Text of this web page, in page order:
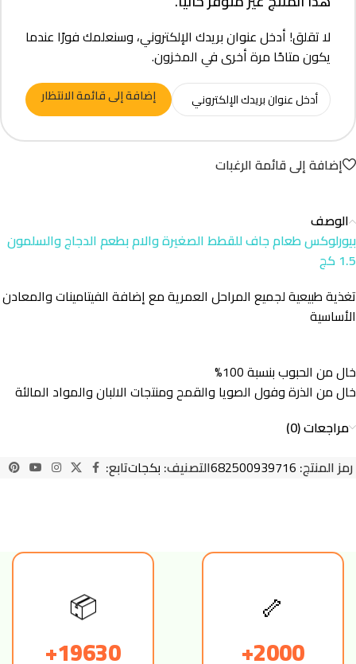
لا تقلق! أدخل عنوان بريدك الإلكتروني، وسنعلمك فورًا عندما
يكون متاحًا مرة أخرى في المخزون.
إضافة إلى قائمة الانتظار
إضافة إلى قائمة الرغبات
الوصف
بيورلوكس طعام جاف للقطط الصغيرة والام بطعم الدجاج والسلمون
1.5 كج
تغذية طبيعية لجميع المراحل العمرية مع إضافة الفيتامينات والمعادن
الأساسية
خال من الحبوب بنسبة 100%
خال من الذرة وفول الصويا والقمح ومنتجات الالبان والمواد المالئة
مراجعات (0)
رمز المنتج: 682500939716التصنيف: بكجاتتابع:
🦴
2000+
📦
19630+